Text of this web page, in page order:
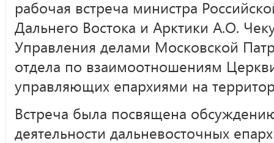
рабочая встреча министра
Дальнего Востока и Арктики А.О.
Управления делами Московской
отдела по взаимоотношениям
управляющих епархиями на
Встреча была посвящена
деятельности дальневосточных